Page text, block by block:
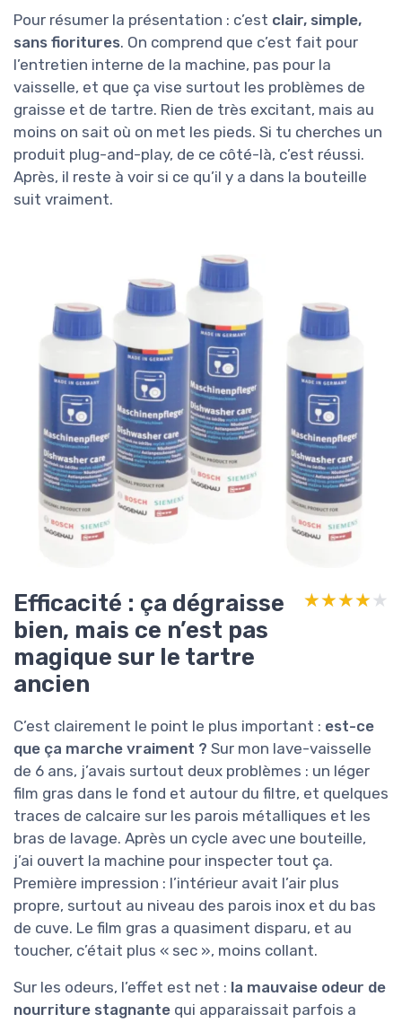
Pour résumer la présentation : c’est clair, simple,
sans fioritures. On comprend que c’est fait pour
l’entretien interne de la machine, pas pour la
vaisselle, et que ça vise surtout les problèmes de
graisse et de tartre. Rien de très excitant, mais au
moins on sait où on met les pieds. Si tu cherches un
produit plug-and-play, de ce côté-là, c’est réussi.
Après, il reste à voir si ce qu’il y a dans la bouteille
suit vraiment.
Efficacité : ça dégraisse
bien, mais ce n’est pas
magique sur le tartre
ancien
★★★★★
★★★★★
C’est clairement le point le plus important : est-ce
que ça marche vraiment ? Sur mon lave-vaisselle
de 6 ans, j’avais surtout deux problèmes : un léger
film gras dans le fond et autour du filtre, et quelques
traces de calcaire sur les parois métalliques et les
bras de lavage. Après un cycle avec une bouteille,
j’ai ouvert la machine pour inspecter tout ça.
Première impression : l’intérieur avait l’air plus
propre, surtout au niveau des parois inox et du bas
de cuve. Le film gras a quasiment disparu, et au
toucher, c’était plus « sec », moins collant.
Sur les odeurs, l’effet est net : la mauvaise odeur de
nourriture stagnante qui apparaissait parfois a